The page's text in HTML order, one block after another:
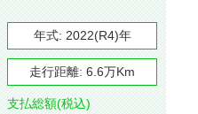
年式: 2022(R4)年
走行距離: 6.6万Km
支払総額(税込)